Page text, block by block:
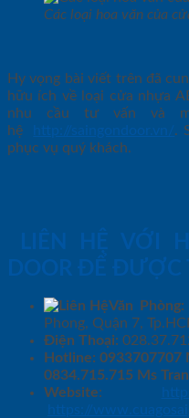
Các loại hoa văn của
Hy vọng bài viết trên đã
hữu ích về loại cửa nhựa
nhu cầu tư vấn và
hệ
http://saingondoor.vn/ .
phục vụ quý khách.
LIÊN HỆ VỚI
DOOR ĐỂ ĐƯỢC
Văn Phòng:
Phong, Quận 7,
Điện Thoại:
Hotline: 0933707707
0834.715.715 Ms
Website:
https://